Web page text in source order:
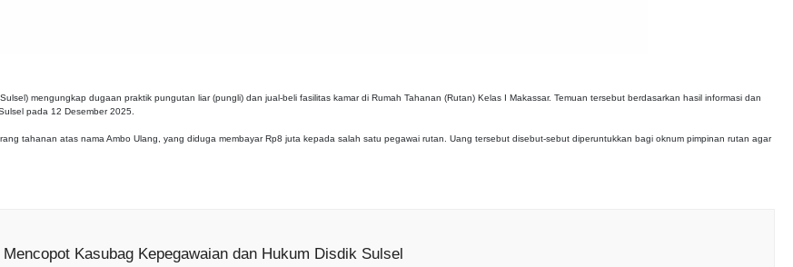
mengungkap dugaan praktik pungutan liar (pungli) dan jual-beli fasilitas kamar di Rumah Tahanan (Rutan) Kelas I Makassar. Temuan tersebut berdasarkan hasil informasi dan
pada 12 Desember 2025.
tahanan atas nama Ambo Ulang, yang diduga membayar Rp8 juta kepada salah satu pegawai rutan. Uang tersebut disebut-sebut diperuntukkan bagi oknum pimpinan rutan agar
Kasubag Kepegawaian dan Hukum Disdik Sulsel